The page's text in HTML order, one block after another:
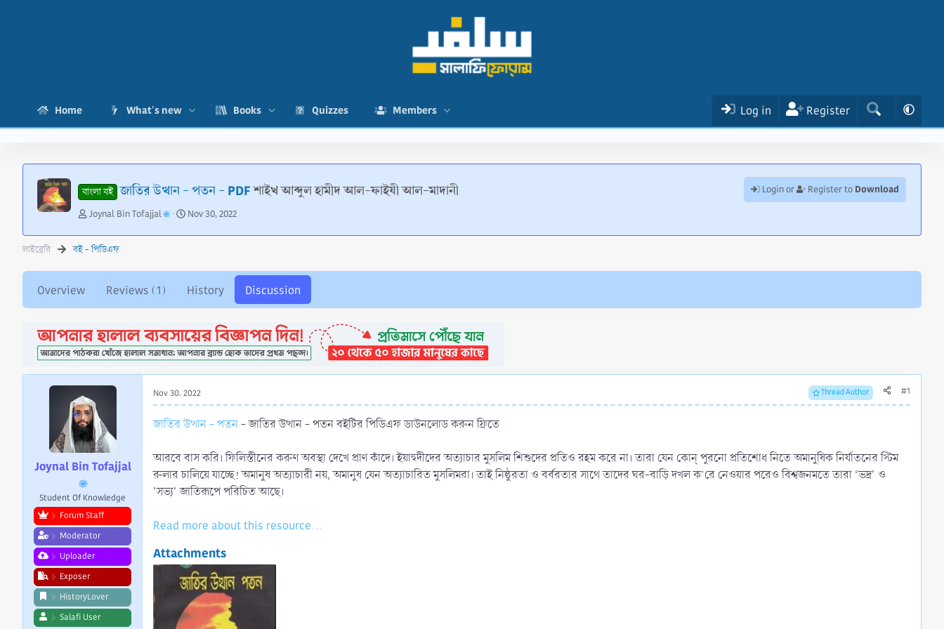
Home What's new Books Quizzes Members Log in Register
বাংলা বই জাতির উত্থান - পতন - PDFশাইখ আব্দুল হামীদ আল-ফাইযী আল-মাদানী Login or Register to Download
T
r
e
t
r
t
e
r
Joynal Bin Tofajjal
S
a
a
t
Nov 30, 2022
লাইব্রেরি বই - পিডিএফ
Overview Reviews (1) History Discussion
Joynal Bin Tofajjal
Student Of Knowledge
Forum Staff
Moderator
Uploader
Exposer
HistoryLover
Salafi User
Nov 30, 2022 Thread Author #1
জাতির উত্থান - পতন- জাতির উত্থান - পতন বইটির পিডিএফ ডাউনলোড করুন ফ্রিতে
আরবে বাস করি। ফিলিস্তীনের করুণ অবস্থা দেখে প্রাণ কাঁদে। ইয়াহুদীদের অত্যাচার মুসলিম শিশুদের প্রতিও রহম করে না। তারা যেন কোন্ পুরনো প্রতিশোধ নিতে অমানুষিক নির্যাতনের স্টিম
রুলার চালিয়ে যাচ্ছে! অমানুষ অত্যাচারী নয়, অমানুষ যেন অত্যাচারিত মুসলিমরা। তাই নিষ্ঠুরতা ও বর্বরতার সাথে তাদের ঘর-বাড়ি দখল ক’রে নেওয়ার পরেও বিশ্বজনমতে তারা ‘ভদ্র' ও
'সভ্য' জাতিরূপে পরিচিত আছে।
Read more about this resource...
Attachments